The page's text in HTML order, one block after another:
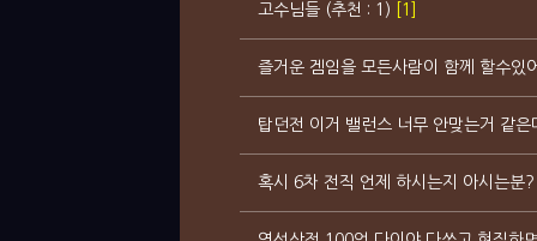
고수님들 (추천 : 1) [1]
즐거운 겜임을 모든사람이 함께 할수
탑던전 이거 밸런스 너무 안맞는거 같
혹시 6차 전직 언제 하시는지 아시는분